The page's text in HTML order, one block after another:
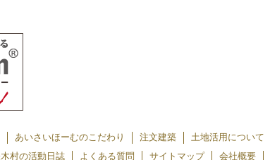
あいさいほーむのこだわり 注文建築 土地活用について
村の活動日誌 よくある質問 サイトマップ 会社概要